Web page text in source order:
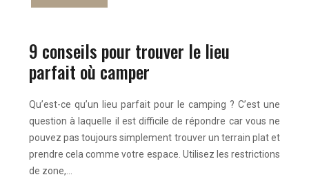
9 conseils pour trouver le lieu
parfait où camper
Qu’est-ce qu’un lieu parfait pour le camping ? C’est une
question à laquelle il est difficile de répondre car vous ne
pouvez pas toujours simplement trouver un terrain plat et
prendre cela comme votre espace. Utilisez les restrictions
de zone,…